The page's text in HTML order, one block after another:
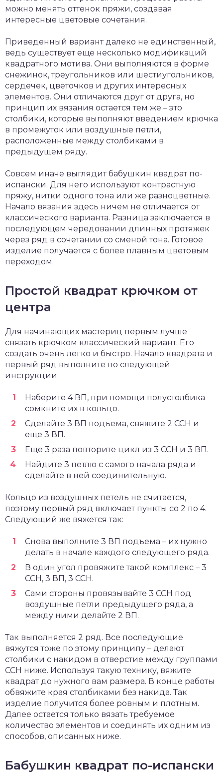
можно менять оттенок пряжи, создавая
интересные цветовые сочетания.
Приведенный вариант далеко не единственный,
ведь существует еще несколько модификаций
квадратного мотива. Они выполняются в форме
снежинок, треугольников или шестиугольников,
сердечек, цветочков и других интересных
элементов. Они отличаются друг от друга, но
принцип их вязания остается тем же – это
столбики, которые выполняют введением крючка
в промежуток или воздушные петли,
расположенные между столбиками в
предыдущем ряду.
Совсем иначе выглядит бабушкин квадрат по-
испански. Для него используют контрастную
пряжу, нитки одного тона или же разноцветные.
Начало вязания здесь ничем не отличается от
классического варианта. Разница заключается в
последующем чередовании длинных протяжек
через ряд в сочетании со сменой тона. Готовое
изделие получается с более плавным цветовым
переходом.
Простой квадрат крючком от
центра
Для начинающих мастериц первым лучше
связать крючком классический вариант. Его
создать очень легко и быстро. Начало квадрата и
первый ряд выполните по следующей
инструкции:
Наберите 4 ВП, при помощи полустолбика
сомкните их в кольцо.
Сделайте 3 ВП подъема, свяжите 2 ССН и
еще 3 ВП.
Еще 3 раза повторите цикл из 3 ССН и 3 ВП.
Найдите 3 петлю с самого начала ряда и
сделайте в ней соединительную.
Кольцо из воздушных петель не считается,
поэтому первый ряд включает пункты со 2 по 4.
Следующий же вяжется так:
Снова выполните 3 ВП подъема – их нужно
делать в начале каждого следующего ряда.
В один угол провяжите такой комплекс – 3
ССН, 3 ВП, 3 ССН.
Сами стороны провязывайте 3 ССН под
воздушные петли предыдущего ряда, а
между ними делайте 2 ВП.
Так выполняется 2 ряд. Все последующие
вяжутся тоже по этому принципу – делают
столбики с накидом в отверстие между группами
ССН ниже. Используя такую технику, вяжите
квадрат до нужного вам размера. В конце работы
обвяжите края столбиками без накида. Так
изделие получится более ровным и плотным.
Далее остается только вязать требуемое
количество элементов и соединять их одним из
способов, описанных ниже.
Бабушкин квадрат по-испански